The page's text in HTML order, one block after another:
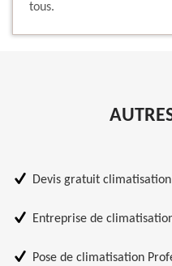
tous.
Devis gratuit
Entreprise de
Pose de climatisation